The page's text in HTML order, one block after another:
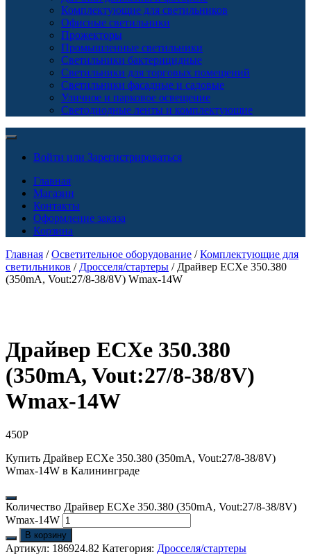
Комплектующие для светильников
Офисные светильники
Прожекторы
Промышленные светильники
Светильники бактерицидные
Светильники для торговых помещений
Светильники фасадные и садовые
Уличное и парковое освещение
Светодиодные ленты и комплектующие
Войти или Зарегистрироваться
Главная
Магазин
Контакты
Оформление заказа
Корзина
Главная /Осветительное оборудование /Комплектующие для
светильников / Дросселя/стартеры / Драйвер ECXe 350.380
(350mA, Vout:27/8-38/8V) Wmax-14W
Драйвер ECXe 350.380
(350mA, Vout:27/8-38/8V)
Wmax-14W
450Р
Купить Драйвер ECXe 350.380 (350mA, Vout:27/8-38/8V)
Wmax-14W в Калининграде
Количество Драйвер ECXe 350.380 (350mA, Vout:27/8-38/8V)
Wmax-14W
В корзину
Артикул: 186924.82 Категория: Дросселя/стартеры